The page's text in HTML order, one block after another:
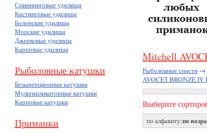
Спиннинговые удилища
Кастинговые удилища
Болонские удилища
Морские удилища
Джерковые удилища
Карповые удилища
Рыболовные катушки
Безынерционные катушки
Мультипликаторные катушки
Карповые катушки
Приманки
Mitchell
Рыболовные снасти →
AVOCET BRONZE IV
Выберите
по алфавиту:по